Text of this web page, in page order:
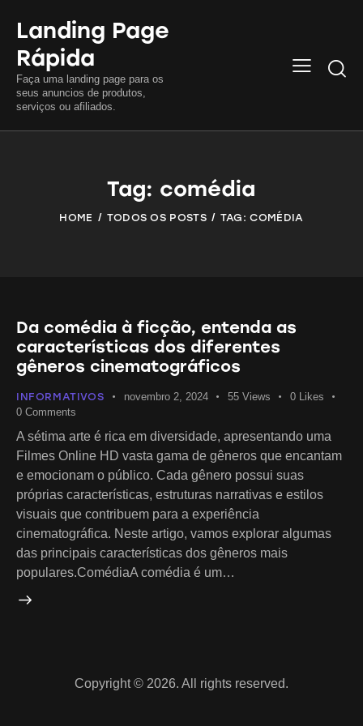
Landing Page
Rápida
Faça uma landing page para os
seus anuncios de produtos,
serviços ou afiliados.
Tag: comédia
HOME TODOS OS POSTS TAG: COMÉDIA
Da comédia à ficção, entenda as
características dos diferentes
gêneros cinematográficos
INFORMATIVOS novembro 2, 2024 55 Views 0
Likes
0 Comments
A sétima arte é rica em diversidade, apresentando uma
Filmes Online HD vasta gama de gêneros que encantam
e emocionam o público. Cada gênero possui suas
próprias características, estruturas narrativas e estilos
visuais que contribuem para a experiência
cinematográfica. Neste artigo, vamos explorar algumas
das principais características dos gêneros mais
populares.ComédiaA comédia é um…
Copyright © 2026. All rights reserved.